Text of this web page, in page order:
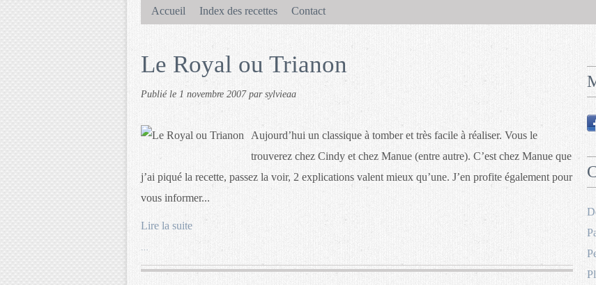
Accueil Index des recettes Contact
Le Royal ou Trianon
Publié le 1 novembre 2007par sylvieaa
Aujourd’hui un classique à tomber et très facile à réaliser. Vous le
trouverez chez Cindy et chez Manue (entre autre). C’est chez Manue que
j’ai piqué la recette, passez la voir, 2 explications valent mieux qu’une. J’en profite également pour
vous informer...
Lire la suite